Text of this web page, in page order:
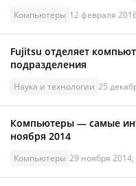
Компьютеры 12 февраля
Fujitsu отделяет
подразделения
Наука и технологии 25
Компьютеры — самые
ноября 2014
Компьютеры 29 ноября 2014,